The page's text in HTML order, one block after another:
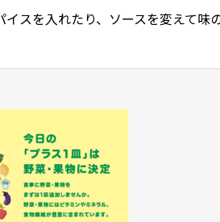
イスを入れたり、ソースを変えて味